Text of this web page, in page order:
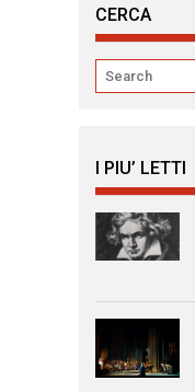
CERCA
I PIU’ LETTI